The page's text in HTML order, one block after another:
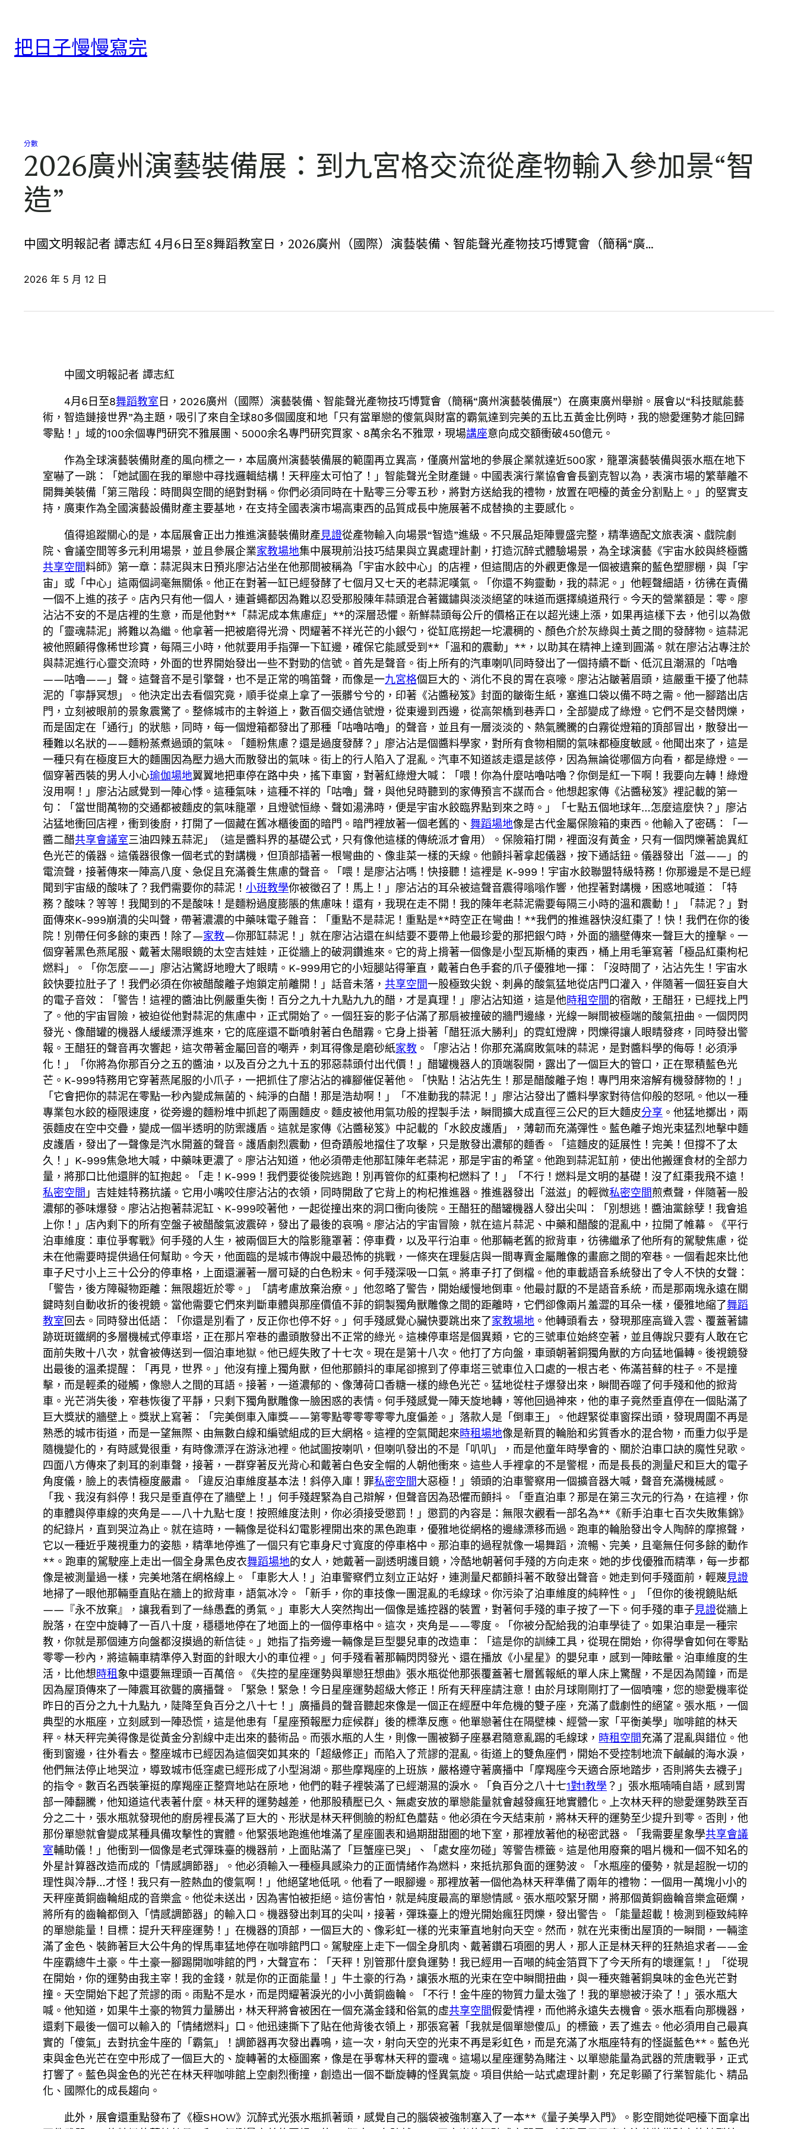
把日子慢慢寫完
分數
2026廣州演藝裝備展：到九宮格交流從產物輸入參加景“智
造”
中國文明報記者 譚志紅 4月6日至8舞蹈教室日，2026廣州（國際）演藝裝備、智能聲光產物技巧博覽會（簡稱“廣…
2026 年 5 月 12 日
中國文明報記者 譚志紅
4月6日至8舞蹈教室 日，2026廣州（國際）演藝裝備、智能聲光產物技巧博覽會（簡稱“廣州演藝裝備展”）在廣東廣州舉辦。展會以“科技賦能藝
術，智造鏈接世界”為主題，吸引了來自全球80多個國度和地「只有當單戀的傻氣與財富的霸氣達到完美的五比五黃金比例時，我的戀愛運勢才能回歸
零點！」域的100余個專門研究不雅展團、5000余名專門研究買家、8萬余名不雅眾，現場講座意向成交額衝破450億元。
作為全球演藝裝備財產的風向標之一，本屆廣州演藝裝備展的範圍再立異高，僅廣州當地的參展企業就達近500家，籠罩演藝裝備與張水瓶在地下
室嚇了一跳：「她試圖在我的單戀中尋找邏輯結構！天秤座太可怕了！」智能聲光全財產鏈。中國表演行業協會會長劉克智以為，表演市場的繁華離不
開舞美裝備「第三階段：時間與空間的絕對對稱。你們必須同時在十點零三分零五秒，將對方送給我的禮物，放置在吧檯的黃金分割點上。」的堅實支
持，廣東作為全國演藝設備財產主要基地，在支持全國表演市場高東西的品質成長中施展著不成替換的主要感化。
值得追蹤關心的是，本屆展會正出力推進演藝裝備財產見證從產物輸入向場景“智造”進級。不只展品矩陣豐盛完整，精準適配文旅表演、戲院劇
院、會議空間等多元利用場景，並且參展企業家教場地集中展現前沿技巧結果與立異處理計劃，打造沉醉式體驗場景，為全球演藝《宇宙水餃與終極醬
共享空間料師》第一章：蒜泥與末日預兆廖沾沾坐在他那間被稱為「宇宙水餃中心」的店裡，但這間店的外觀更像是一個被遺棄的藍色塑膠棚，與「宇
宙」或「中心」這兩個詞毫無關係。他正在對著一缸已經發酵了七個月又七天的老蒜泥嘆氣。「你還不夠靈動，我的蒜泥。」他輕聲細語，彷彿在責備
一個不上進的孩子。店內只有他一個人，連蒼蠅都因為難以忍受那股陳年蒜頭混合著鐵鏽與淡淡絕望的味道而選擇繞道飛行。今天的營業額是：零。廖
沾沾不安的不是店裡的生意，而是他對**「蒜泥成本焦慮症」**的深層恐懼。新鮮蒜頭每公斤的價格正在以超光速上漲，如果再這樣下去，他引以為傲
的「靈魂蒜泥」將難以為繼。他拿著一把被磨得光滑、閃耀著不祥光芒的小銀勺，從缸底撈起一坨濃稠的、顏色介於灰綠與土黃之間的發酵物。這蒜泥
被他照顧得像稀世珍寶，每隔三小時，他就要用手指彈一下缸邊，確保它能感受到**「溫和的震動」**，以助其在精神上達到圓滿。就在廖沾沾專注於
與蒜泥進行心靈交流時，外面的世界開始發出一些不對勁的信號。首先是聲音。街上所有的汽車喇叭同時發出了一個持續不斷、低沉且潮濕的「咕嚕
——咕嚕——」聲。這聲音不是引擎聲，也不是正常的鳴笛聲，而像是一九宮格個巨大的、消化不良的胃在哀嚎。廖沾沾皺著眉頭，這嚴重干擾了他蒜
泥的「寧靜冥想」。他決定出去看個究竟，順手從桌上拿了一張髒兮兮的，印著《沾醬秘笈》封面的皺衛生紙，塞進口袋以備不時之需。他一腳踏出店
門，立刻被眼前的景象震驚了。整條城市的主幹道上，數百個交通信號燈，從東邊到西邊，從高架橋到巷弄口，全部變成了綠燈。它們不是交替閃爍，
而是固定在「通行」的狀態，同時，每一個燈箱都發出了那種「咕嚕咕嚕」的聲音，並且有一層淡淡的、熱氣騰騰的白霧從燈箱的頂部冒出，散發出一
種難以名狀的——麵粉蒸煮過頭的氣味。「麵粉焦慮？還是過度發酵？」廖沾沾是個醬料學家，對所有食物相關的氣味都極度敏感。他聞出來了，這是
一種只有在極度巨大的麵團因為壓力過大而散發出的氣味。街上的行人陷入了混亂。汽車不知道該走還是該停，因為無論從哪個方向看，都是綠燈。一
個穿著西裝的男人小心瑜伽場地翼翼地把車停在路中央，搖下車窗，對著紅綠燈大喊：「喂！你為什麼咕嚕咕嚕？你倒是紅一下啊！我要向左轉！綠燈
沒用啊！」廖沾沾感覺到一陣心悸。這種氣味，這種不祥的「咕嚕」聲，與他兒時聽到的家傳預言不謀而合。他想起家傳《沾醬秘笈》裡記載的第一
句：「當世間萬物的交通都被麵皮的氣味籠罩，且燈號恒綠、聲如湯沸時，便是宇宙水餃臨界點到來之時。」「七點五個地球年…怎麼這麼快？」廖沾
沾猛地衝回店裡，衝到後廚，打開了一個藏在舊冰櫃後面的暗門。暗門裡放著一個老舊的、 舞蹈場地像是古代金屬保險箱的東西。他輸入了密碼：「一
醬二醋共享會議室三油四辣五蒜泥」（這是醬料界的基礎公式，只有像他這樣的傳統派才會用）。保險箱打開，裡面沒有黃金，只有一個閃爍著詭異紅
色光芒的儀器。這儀器很像一個老式的對講機，但頂部插著一根彎曲的、像韭菜一樣的天線。他顫抖著拿起儀器，按下通話鈕。儀器發出「滋——」的
電流聲，接著傳來一陣高八度、急促且充滿養生焦慮的聲音。「喂！是廖沾沾嗎！快接聽！這裡是 K-999！宇宙水餃聯盟特級特務！你那邊是不是已經
聞到宇宙級的酸味了？我們需要你的蒜泥！小班教學你被徵召了！馬上！」廖沾沾的耳朵被這聲音震得嗡嗡作響，他捏著對講機，困惑地喊道：「特
務？酸味？等等！我聞到的不是酸味！是麵粉過度膨脹的焦慮味！還有，我現在走不開！我的陳年老蒜泥需要每隔三小時的溫和震動！」「蒜泥？」對
面傳來K-999崩潰的尖叫聲，帶著濃濃的中藥味電子雜音：「重點不是蒜泥！重點是**時空正在彎曲！**我們的推進器快沒紅棗了！快！我們在你的後
院！別帶任何多餘的東西！除了—家教—你那缸蒜泥！」就在廖沾沾還在糾結要不要帶上他最珍愛的那把銀勺時，外面的牆壁傳來一聲巨大的撞擊。一
個穿著黑色燕尾服、戴著太陽眼鏡的太空吉娃娃，正從牆上的破洞鑽進來。它的背上揹著一個像是小型瓦斯桶的東西，桶上用毛筆寫著「極品紅棗枸杞
燃料」。「你怎麼——」廖沾沾驚訝地瞪大了眼睛。K-999用它的小短腿站得筆直，戴著白色手套的爪子優雅地一揮：「沒時間了，沾沾先生！宇宙水
餃快要拉肚子了！我們必須在你被醋酸離子炮鎖定前離開！」話音未落，共享空間一股極致尖銳、刺鼻的酸氣猛地從店門口灌入，伴隨著一個狂妄自大
的電子音效：「警告！這裡的醬油比例嚴重失衡！百分之九十九點九九的醋，才是真理！」廖沾沾知道，這是他時租空間的宿敵，王醋狂，已經找上門
了。他的宇宙冒險，被迫從他對蒜泥的焦慮中，正式開始了。一個狂妄的影子佔滿了那扇被撞破的牆門邊緣，光線一瞬間被極端的酸氣扭曲。一個閃閃
發光、像醋罐的機器人緩緩漂浮進來，它的底座還不斷噴射著白色醋霧。它身上掛著「醋狂派大勝利」的霓虹燈牌，閃爍得讓人眼睛發疼，同時發出警
報。王醋狂的聲音再次響起，這次帶著金屬回音的嘲弄，刺耳得像是磨砂紙家教 。「廖沾沾！你那充滿腐敗氣味的蒜泥，是對醬料學的侮辱！必須淨
化！」「你將為你那百分之五的醬油，以及百分之九十五的邪惡蒜頭付出代價！」醋罐機器人的頂端裂開，露出了一個巨大的管口，正在聚積藍色光
芒。K-999特務用它穿著燕尾服的小爪子，一把抓住了廖沾沾的褲腳催促著他。「快點！沾沾先生！那是醋酸離子炮！專門用來溶解有機發酵物的！」
「它會把你的蒜泥在零點一秒內變成無菌的、純淨的白醋！那是浩劫啊！」「不准動我的蒜泥！」廖沾沾發出了醬料學家對待信仰般的怒吼。他以一種
專業包水餃的極限速度，從旁邊的麵粉堆中抓起了兩團麵皮。麵皮被他用氣功般的捏製手法，瞬間擴大成直徑三公尺的巨大麵皮分享 。他猛地擲出，兩
張麵皮在空中交疊，變成一個半透明的防禦護盾。這就是家傳《沾醬秘笈》中記載的「水餃皮護盾」，薄韌而充滿彈性。藍色離子炮光束猛烈地擊中麵
皮護盾，發出了一聲像是汽水開蓋的聲音。護盾劇烈震動，但奇蹟般地擋住了攻擊，只是散發出濃郁的麵香。「這麵皮的延展性！完美！但撐不了太
久！」K-999焦急地大喊，中藥味更濃了。廖沾沾知道，他必須帶走他那缸陳年老蒜泥，那是宇宙的希望。他跑到蒜泥缸前，使出他搬運食材的全部力
量，將那口比他還胖的缸抱起。「走！K-999！我們要從後院逃跑！別再管你的紅棗枸杞燃料了！」「不行！燃料是文明的基礎！沒了紅棗我飛不遠！
私密空間 」吉娃娃特務抗議。它用小嘴咬住廖沾沾的衣領，同時開啟了它背上的枸杞推進器。推進器發出「滋滋」的輕微私密空間煎煮聲，伴隨著一股
濃郁的蔘味爆發。廖沾沾抱著蒜泥缸、K-999咬著他，一起從撞出來的洞口衝向後院。王醋狂的醋罐機器人發出尖叫：「別想逃！醬油黨餘孽！我會追
上你！」店內剩下的所有空盤子被醋酸氣波震碎，發出了最後的哀鳴。廖沾沾的宇宙冒險，就在這片蒜泥、中藥和醋酸的混亂中，拉開了帷幕。《平行
泊車維度：車位爭奪戰》何手殘的人生，被兩個巨大的陰影籠罩著：停車費，以及平行泊車。他那輛老舊的掀背車，彷彿繼承了他所有的駕駛焦慮，從
未在他需要時提供過任何幫助。今天，他面臨的是城市傳說中最恐怖的挑戰，一條夾在理髮店與一間專賣金屬雕像的畫廊之間的窄巷。一個看起來比他
車子尺寸小上三十公分的停車格，上面還灑著一層可疑的白色粉末。何手殘深吸一口氣。將車子打了倒檔。他的車載語音系統發出了令人不快的女聲：
「警告，後方障礙物距離：無限趨近於零。」「請考慮放棄治療。」他忽略了警告，開始緩慢地倒車。他最討厭的不是語音系統，而是那兩塊永遠在關
鍵時刻自動收折的後視鏡。當他需要它們來判斷車體與那座價值不菲的銅製獨角獸雕像之間的距離時，它們卻像兩片羞澀的耳朵一樣，優雅地縮了舞蹈
教室回去。同時發出低語：「你還是別看了，反正你也停不好。」何手殘感覺心臟快要跳出來了家教場地 。他轉頭看去，發現那座高聳入雲、覆蓋著鏽
跡斑斑鐵網的多層機械式停車塔，正在那片窄巷的盡頭散發出不正常的綠光。這棟停車塔是個異類，它的三號車位始終空著，並且傳說只要有人敢在它
面前失敗十八次，就會被傳送到一個泊車地獄。他已經失敗了十七次。現在是第十八次。他打了方向盤，車頭朝著銅獨角獸的方向猛地偏轉。後視鏡發
出最後的溫柔提醒：「再見，世界。」他沒有撞上獨角獸，但他那顫抖的車尾卻擦到了停車塔三號車位入口處的一根古老、佈滿苔蘚的柱子。不是撞
擊，而是輕柔的碰觸，像戀人之間的耳語。接著，一道濃郁的、像薄荷口香糖一樣的綠色光芒。猛地從柱子爆發出來，瞬間吞噬了何手殘和他的掀背
車。光芒消失後，窄巷恢復了平靜，只剩下獨角獸雕像一臉困惑的表情。何手殘感覺一陣天旋地轉，等他回過神來，他的車子竟然垂直停在一個貼滿了
巨大獎狀的牆壁上。獎狀上寫著：「完美倒車入庫獎——第零點零零零零零九度偏差。」落款人是「倒車王」。他趕緊從車窗探出頭，發現周圍不再是
熟悉的城市街道，而是一望無際、由無數白線和編號組成的巨大網格。這裡的空氣聞起來時租場地像是新買的輪胎和劣質香水的混合物，而重力似乎是
隨機變化的，有時感覺很重，有時像漂浮在游泳池裡。他試圖按喇叭，但喇叭發出的不是「叭叭」，而是他童年時學會的、關於泊車口訣的魔性兒歌。
四面八方傳來了刺耳的剎車聲，接著，一群穿著反光背心和戴著白色安全帽的人朝他衝來。這些人手裡拿的不是警棍，而是長長的測量尺和巨大的電子
角度儀，臉上的表情極度嚴肅。「違反泊車維度基本法！斜停入庫！罪私密空間大惡極！」領頭的泊車警察用一個擴音器大喊，聲音充滿機械感。
「我、我沒有斜停！我只是垂直停在了牆壁上！」何手殘趕緊為自己辯解，但聲音因為恐懼而顫抖。「垂直泊車？那是在第三次元的行為，在這裡，你
的車體與停車線的夾角是——八十九點七度！按照維度法則，你必須接受懲罰！」懲罰的內容是：無限次觀看一部名為**《新手泊車七百次失敗集錦》
的紀錄片，直到哭泣為止。就在這時，一輛像是從科幻電影裡開出來的黑色跑車，優雅地從網格的邊緣漂移而過。跑車的輪胎發出令人陶醉的摩擦聲，
它以一種近乎蔑視重力的姿態，精準地停進了一個只有它車身尺寸寬度的停車格中。那泊車的過程就像一場舞蹈，流暢、完美，且毫無任何多餘的動作
**。跑車的駕駛座上走出一個全身黑色皮衣舞蹈場地的女人，她戴著一副透明護目鏡，冷酷地朝著何手殘的方向走來。她的步伐優雅而精準，每一步都
像是被測量過一樣，完美地落在網格線上。「車影大人！」泊車警察們立刻立正站好，連測量尺都顫抖著不敢發出聲音。她走到何手殘面前，輕蔑見證
地掃了一眼他那輛垂直貼在牆上的掀背車，語氣冰冷。「新手，你的車技像一團混亂的毛線球。你污染了泊車維度的純粹性。」「但你的後視鏡貼紙
——『永不放棄』，讓我看到了一絲愚蠢的勇氣。」車影大人突然掏出一個像是遙控器的裝置，對著何手殘的車子按了一下。何手殘的車子見證從牆上
脫落，在空中旋轉了一百八十度，穩穩地停在了地面上的一個停車格中。這次，夾角是——零度。「你被分配給我的泊車學徒了。如果泊車是一種宗
教，你就是那個連方向盤都沒摸過的新信徒。」她指了指旁邊一輛像是巨型嬰兒車的改造車：「這是你的訓練工具，從現在開始，你得學會如何在零點
零零一秒內，將這輛車精準停入對面的針眼大小的車位裡。」何手殘看著那輛閃閃發光、還在播放《小星星》的嬰兒車，感到一陣眩暈。泊車維度的生
活，比他想時租象中還要無理頭一百萬倍。《失控的星座運勢與單戀狂想曲》張水瓶從他那張覆蓋著七層舊報紙的單人床上驚醒，不是因為鬧鐘，而是
因為屋頂傳來了一陣震耳欲聾的廣播聲。「緊急！緊急！今日星座運勢超級大修正！所有天秤座請注意！由於月球剛剛打了一個噴嚏，您的戀愛機率從
昨日的百分之九十九點九，陡降至負百分之八十七！」廣播員的聲音聽起來像是一個正在經歷中年危機的雙子座，充滿了戲劇性的絕望。張水瓶，一個
典型的水瓶座，立刻感到一陣恐慌，這是他患有「星座預報壓力症候群」後的標準反應。他單戀著住在隔壁棟、經營一家「平衡美學」咖啡館的林天
秤。林天秤完美得像是從黃金分割線中走出來的藝術品。而張水瓶的人生，則像一團被獅子座暴君隨意亂踢的毛線球， 時租空間充滿了混亂與錯位。他
衝到窗邊，往外看去。整座城市已經因為這個突如其來的「超級修正」而陷入了荒謬的混亂。街道上的雙魚座們，開始不受控制地流下鹹鹹的海水淚，
他們無法停止地哭泣，導致城市低窪處已經形成了小型潟湖。那些摩羯座的上班族，嚴格遵守著廣播中「摩羯座今天適合原地踏步，否則將失去襪子」
的指令。數百名西裝筆挺的摩羯座正整齊地站在原地，他們的鞋子裡裝滿了已經潮濕的淚水。「負百分之八十七1對1教學 ？」張水瓶喃喃自語，感到胃
部一陣翻騰，他知道這代表著什麼。林天秤的運勢越差，他那股積壓已久、無處安放的單戀能量就會越發瘋狂地實體化。上次林天秤的戀愛運勢跌至百
分之二十，張水瓶就發現他的廚房裡長滿了巨大的、形狀是林天秤側臉的粉紅色蘑菇。他必須在今天結束前，將林天秤的運勢至少提升到零。否則，他
那份單戀就會變成某種具備攻擊性的實體。他緊張地跑進他堆滿了星座圖表和過期甜甜圈的地下室，那裡放著他的秘密武器。「我需要星象學共享會議
室輔助儀！」他衝到一個像是老式彈珠臺的機器前，上面貼滿了「巨蟹座已哭」、「處女座勿碰」等警告標籤。這是他用廢棄的唱片機和一個不知名的
外星計算器改造而成的「情感調節器」。他必須輸入一種極具感染力的正面情緒作為燃料，來抵抗那負面的運勢波。「水瓶座的優勢，就是超脫一切的
理性與冷靜…才怪！我只有一腔熱血的傻氣啊！」他絕望地低吼。他看了一眼腳邊。那裡放著一個他為林天秤準備了兩年的禮物：一個用一萬塊小小的
天秤座黃銅齒輪組成的音樂盒。他從未送出，因為害怕被拒絕。這份害怕，就是純度最高的單戀情感。張水瓶咬緊牙關，將那個黃銅齒輪音樂盒砸爛，
將所有的齒輪都倒入「情感調節器」的輸入口。機器發出刺耳的尖叫，接著，彈珠臺上的燈光開始瘋狂閃爍，發出警告。「能量超載！檢測到極致純粹
的單戀能量！目標：提升天秤座運勢！」在機器的頂部，一個巨大的、像彩虹一樣的光束筆直地射向天空。然而，就在光束衝出屋頂的一瞬間，一輛塗
滿了金色、裝飾著巨大公牛角的悍馬車猛地停在咖啡館門口。駕駛座上走下一個全身肌肉、戴著鑽石項圈的男人，那人正是林天秤的狂熱追求者——金
牛座霸總牛土豪。牛土豪一腳踢開咖啡館的門，大聲宣布：「天秤！別管那什麼負運勢！我已經用一百噸的純金箔買下了今天所有的壞運氣！」「從現
在開始，你的運勢由我主宰！我的金錢，就是你的正面能量！」牛土豪的行為，讓張水瓶的光束在空中瞬間扭曲，與一種夾雜著銅臭味的金色光芒對
撞。天空開始下起了荒謬的雨。雨點不是水，而是閃耀著淚光的小小黃銅齒輪。「不行！金牛座的物質力量太強了！我的單戀被汙染了！」張水瓶大
喊。他知道，如果牛土豪的物質力量勝出，林天秤將會被困在一個充滿金錢和俗氣的虛共享空間假愛情裡，而他將永遠失去機會。張水瓶看向那機器，
還剩下最後一個可以輸入的「情緒燃料」口。他迅速撕下了貼在他背後衣領上，那張寫著「我就是個單戀傻瓜」的標籤，丟了進去。他必須用自己最真
實的「傻氣」去對抗金牛座的「霸氣」！調節器再次發出轟鳴，這一次，射向天空的光束不再是彩虹色，而是充滿了水瓶座特有的怪誕藍色**。藍色光
束與金色光芒在空中形成了一個巨大的、旋轉著的太極圖案，像是在爭奪林天秤的靈魂。這場以星座運勢為賭注、以單戀能量為武器的荒唐戰爭，正式
打響了。藍色與金色的光芒在林天秤咖啡館上空劇烈衝撞，創造出一個不斷旋轉的怪異氣旋。項目供給一站式處理計劃，充足彰顯了行業智能化、精品
化、國際化的成長趨向。
此外，展會還重點發布了《極SHOW》沉醉式光張水瓶抓著頭，感覺自己的腦袋被強制塞入了一本**《量子美學入門》。影空間她從吧檯下面拿出